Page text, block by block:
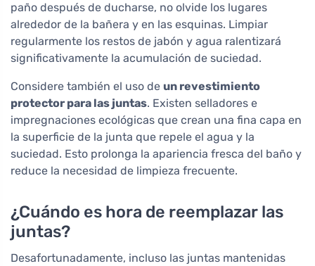
paño después de ducharse, no olvide los lugares
alrededor de la bañera y en las esquinas. Limpiar
regularmente los restos de jabón y agua ralentizará
significativamente la acumulación de suciedad.
Considere también el uso de un revestimiento
protector para las juntas. Existen selladores e
impregnaciones ecológicas que crean una fina capa en
la superficie de la junta que repele el agua y la
suciedad. Esto prolonga la apariencia fresca del baño y
reduce la necesidad de limpieza frecuente.
¿Cuándo es hora de reemplazar las
juntas?
Desafortunadamente, incluso las juntas mantenidas